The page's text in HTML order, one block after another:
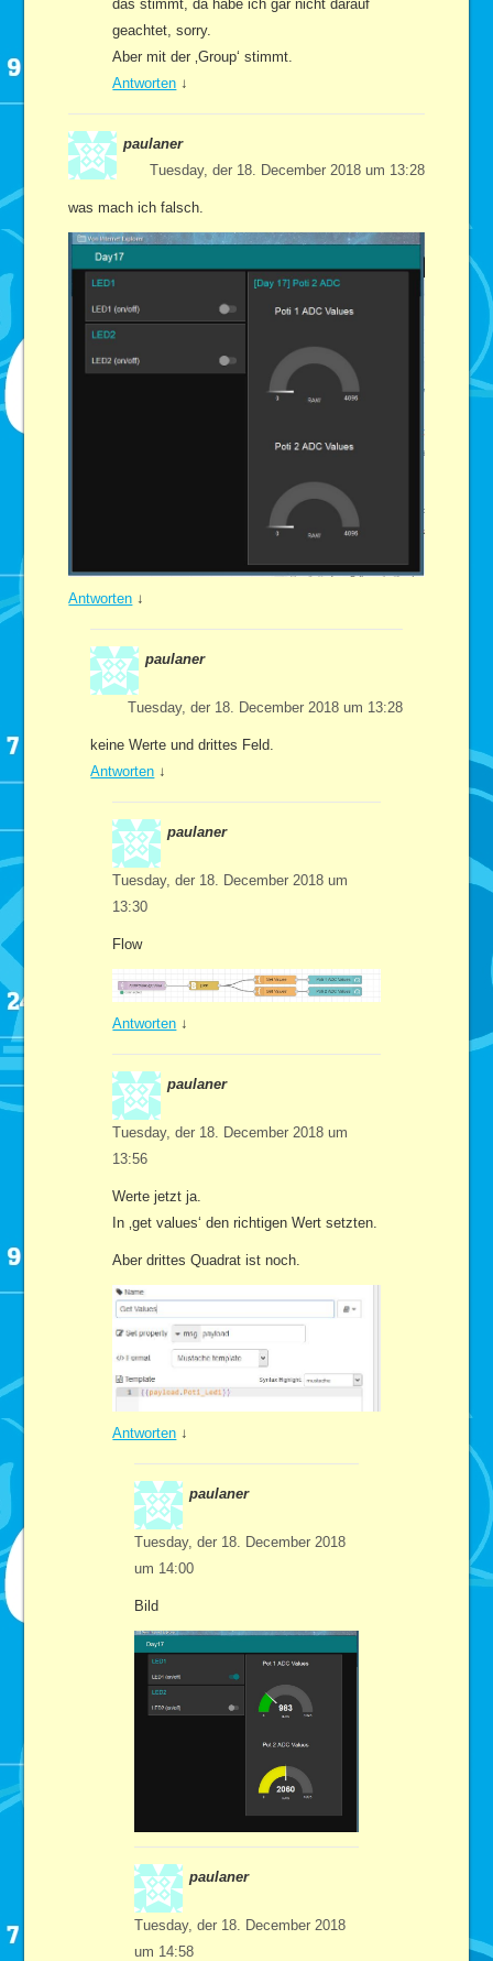
das stimmt, da habe ich gar nicht darauf
geachtet, sorry.
Aber mit der ‚Group‘ stimmt.
Antworten ↓
paulaner
Tuesday, der 18. December 2018 um 13:28
was mach ich falsch.
Antworten ↓
paulaner
Tuesday, der 18. December 2018 um 13:28
keine Werte und drittes Feld.
Antworten ↓
paulaner
Tuesday, der 18. December 2018 um
13:30
Flow
Antworten ↓
paulaner
Tuesday, der 18. December 2018 um
13:56
Werte jetzt ja.
In ‚get values‘ den richtigen Wert setzten.
Aber drittes Quadrat ist noch.
Antworten ↓
paulaner
Tuesday, der 18. December 2018
um 14:00
Bild
paulaner
Tuesday, der 18. December 2018
um 14:58